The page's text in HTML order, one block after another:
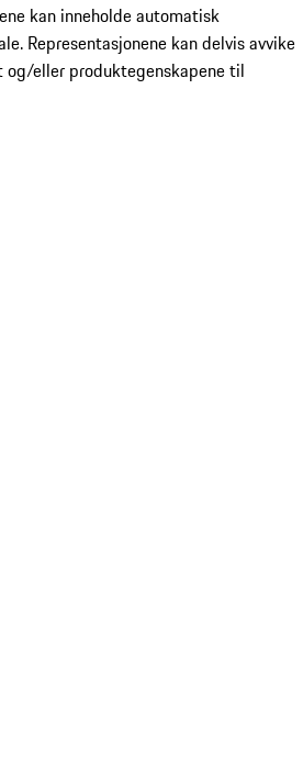
kan inneholde automatisk
Representasjonene kan delvis avvike
eller produktegenskapene til